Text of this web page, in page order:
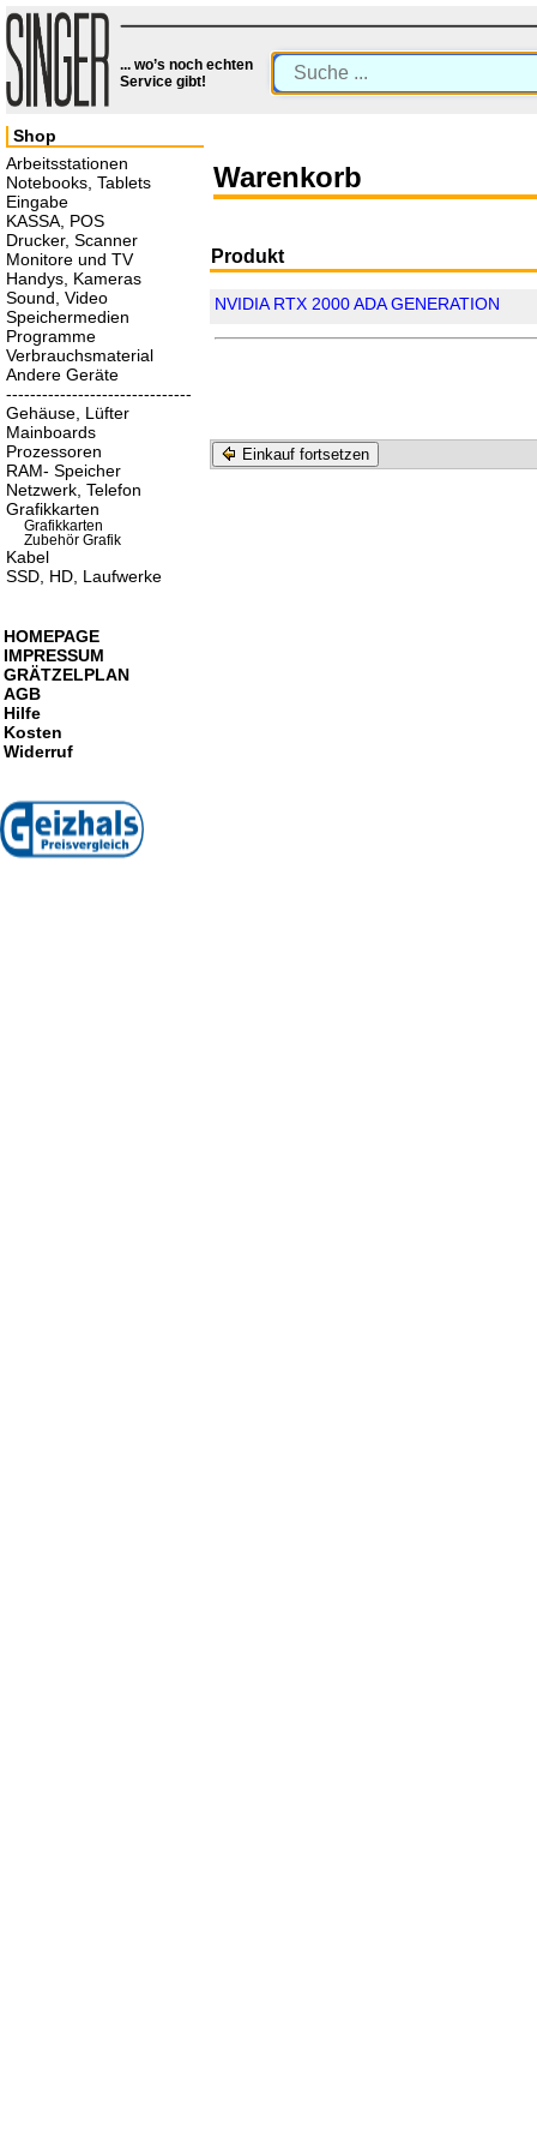
... wo’s noch echten
Service gibt!
Warenkorb
Produkt
NVIDIA RTX 2000 ADA GENERATION
Einkauf fortsetzen
Shop
Arbeitsstationen
Notebooks, Tablets
Eingabe
KASSA, POS
Drucker, Scanner
Monitore und TV
Handys, Kameras
Sound, Video
Speichermedien
Programme
Verbrauchsmaterial
Andere Geräte
-------------------------------
Gehäuse, Lüfter
Mainboards
Prozessoren
RAM- Speicher
Netzwerk, Telefon
Grafikkarten
Grafikkarten
Zubehör Grafik
Kabel
SSD, HD, Laufwerke
HOMEPAGE
IMPRESSUM
GRÄTZELPLAN
AGB
Hilfe
Kosten
Widerruf